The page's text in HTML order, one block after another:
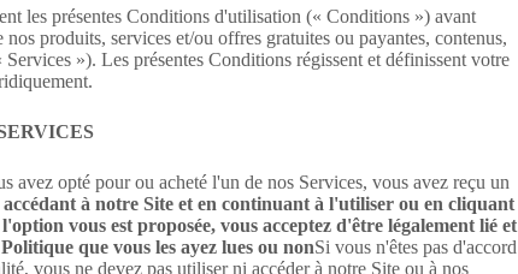
les présentes Conditions d'utilisation (« Conditions ») avant
produits, services et/ou offres gratuites ou payantes, contenus,
»). Les présentes Conditions régissent et définissent votre
avez opté pour ou acheté l'un de nos Services, vous avez reçu un
à notre Site et en continuant à l'utiliser ou en cliquant
vous est proposée, vous acceptez d'être légalement lié et
Politique que vous les ayez lues ou nonSi vous n'êtes pas d'accord
vous ne devez pas utiliser ni accéder à notre Site ou à nos